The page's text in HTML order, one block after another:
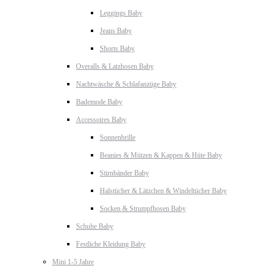
Leggings Baby
Jeans Baby
Shorts Baby
Overalls & Latzhosen Baby
Nachtwäsche & Schlafanzüge Baby
Bademode Baby
Accessoires Baby
Sonnenbrille
Beanies & Mützen & Kappen & Hüte Baby
Stirnbänder Baby
Halstücher & Lätzchen & Windeltücher Baby
Socken & Strumpfhosen Baby
Schuhe Baby
Festliche Kleidung Baby
Mini 1-5 Jahre